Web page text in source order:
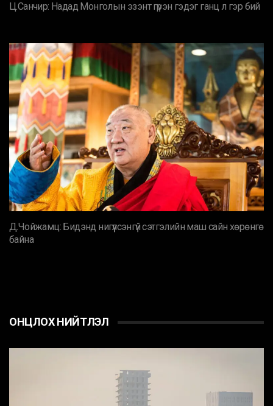
Ц.Санчир: Надад Монголын эзэнт гүрэн гэдэг ганц л гэр бий
Д.Чойжамц: Бидэнд нигүүлсэнгүй сэтгэлийн маш сайн хөрөнгө
байна
ОНЦЛОХ НИЙТЛЭЛ